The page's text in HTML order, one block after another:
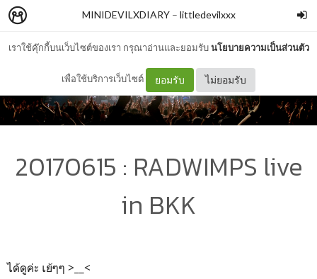
เราใช้คุ๊กกี้บนเว็บไซต์ของเรา กรุณาอ่านและยอมรับนโยบายความเป็นส่วนตัว
เพื่อใช้บริการเว็บไซต์ ยอมรับ ไม่ยอมรับ
MINIDEVILXDIARY– littledevilxxx
20170615 : RADWIMPS live
in BKK
ได้ดูค่ะ เย้ๆๆ >__<